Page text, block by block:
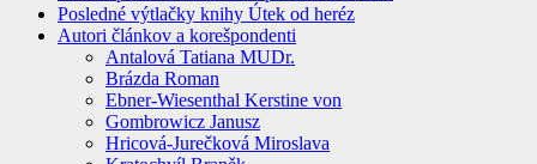
Posledné výtlačky knihy Útek od heréz
Autori článkov a korešpondenti
Antalová Tatiana MUDr.
Brázda Roman
Ebner-Wiesenthal Kerstine von
Gombrowicz Janusz
Hricová-Jurečková Miroslava